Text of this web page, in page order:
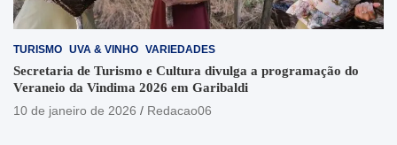
TURISMO UVA & VINHO VARIEDADES
Secretaria de Turismo e Cultura divulga a programação do
Veraneio da Vindima 2026 em Garibaldi
10 de janeiro de 2026
Redacao06